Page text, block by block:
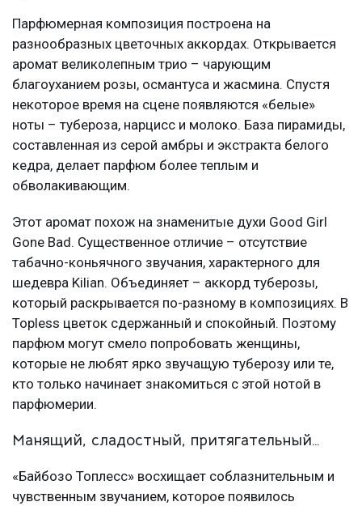
Парфюмерная композиция построена на
разнообразных цветочных аккордах. Открывается
аромат великолепным трио – чарующим
благоуханием розы, османтуса и жасмина. Спустя
некоторое время на сцене появляются «белые»
ноты – тубероза, нарцисс и молоко. База пирамиды,
составленная из серой амбры и экстракта белого
кедра, делает парфюм более теплым и
обволакивающим.
Этот аромат похож на знаменитые духи Good Girl
Gone Bad. Существенное отличие – отсутствие
табачно-коньячного звучания, характерного для
шедевра Kilian. Объединяет – аккорд туберозы,
который раскрывается по-разному в композициях. В
Topless цветок сдержанный и спокойный. Поэтому
парфюм могут смело попробовать женщины,
которые не любят ярко звучащую туберозу или те,
кто только начинает знакомиться с этой нотой в
парфюмерии.
Манящий, сладостный, притягательный…
«Байбозо Топлесс» восхищает соблазнительным и
чувственным звучанием, которое появилось